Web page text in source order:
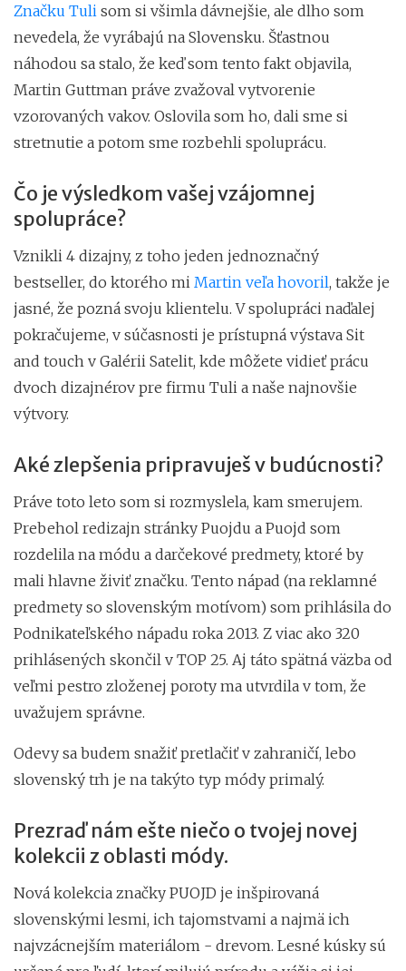
Značku Tuli som si všimla dávnejšie, ale dlho som
nevedela, že vyrábajú na Slovensku. Šťastnou
náhodou sa stalo, že keď som tento fakt objavila,
Martin Guttman práve zvažoval vytvorenie
vzorovaných vakov. Oslovila som ho, dali sme si
stretnutie a potom sme rozbehli spoluprácu.
Čo je výsledkom vašej vzájomnej
spolupráce?
Vznikli 4 dizajny, z toho jeden jednoznačný
bestseller, do ktorého mi Martin veľa hovoril, takže je
jasné, že pozná svoju klientelu. V spolupráci naďalej
pokračujeme, v súčasnosti je prístupná výstava Sit
and touch v Galérii Satelit, kde môžete vidieť prácu
dvoch dizajnérov pre firmu Tuli a naše najnovšie
výtvory.
Aké zlepšenia pripravuješ v budúcnosti?
Práve toto leto som si rozmyslela, kam smerujem.
Prebehol redizajn stránky Puojdu a Puojd som
rozdelila na módu a darčekové predmety, ktoré by
mali hlavne živiť značku. Tento nápad (na reklamné
predmety so slovenským motívom) som prihlásila do
Podnikateľského nápadu roka 2013. Z viac ako 320
prihlásených skončil v TOP 25. Aj táto spätná väzba od
veľmi pestro zloženej poroty ma utvrdila v tom, že
uvažujem správne.
Odevy sa budem snažiť pretlačiť v zahraničí, lebo
slovenský trh je na takýto typ módy primalý.
Prezraď nám ešte niečo o tvojej novej
kolekcii z oblasti módy.
Nová kolekcia značky PUOJD je inšpirovaná
slovenskými lesmi, ich tajomstvami a najmä ich
najvzácnejším materiálom - drevom. Lesné kúsky sú